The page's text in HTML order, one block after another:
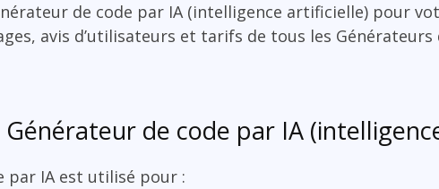
de code par IA (intelligence artificielle) pour
avis d’utilisateurs et tarifs de tous les Générateurs
Générateur de code par IA
par IA est utilisé pour :